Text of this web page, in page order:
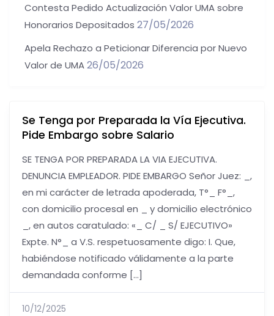
Se Tenga por Preparada la Vía Ejecutiva.
Pide Embargo sobre Salario
SE TENGA POR PREPARADA LA VIA EJECUTIVA.
DENUNCIA EMPLEADOR. PIDE EMBARGO Señor Juez: _,
en mi carácter de letrada apoderada, T°_ F°_,
con domicilio procesal en _ y domicilio electrónico
_, en autos caratulado: «_ C/ _ S/ EJECUTIVO»
Expte. N°_ a V.S. respetuosamente digo: I. Que,
habiéndose notificado válidamente a la parte
demandada conforme […]
10/12/2025
Contesta Pedido Actualización Valor UMA sobre
Honorarios Depositados 27/05/2026
Apela Rechazo a Peticionar Diferencia por Nuevo
Valor de UMA26/05/2026